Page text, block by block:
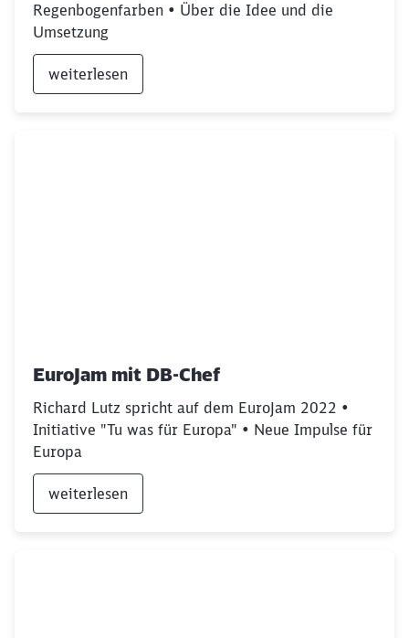
Regenbogenfarben • Über die Idee und die
Umsetzung
weiterlesen
EuroJam mit DB-Chef
Richard Lutz spricht auf dem EuroJam 2022 •
Initiative "Tu was für Europa" • Neue Impulse für
Europa
weiterlesen